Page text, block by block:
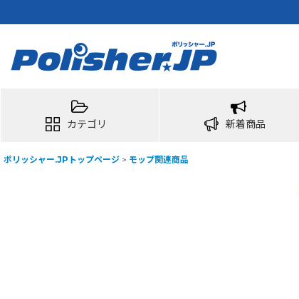
カテゴリ 新着商品
ポリッシャー.JPトップページ > モップ関連商品